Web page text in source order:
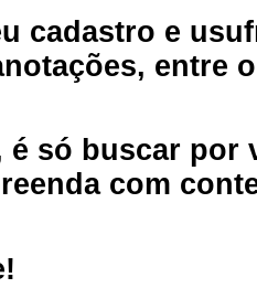
cadastro e
entre
é só buscar por
com